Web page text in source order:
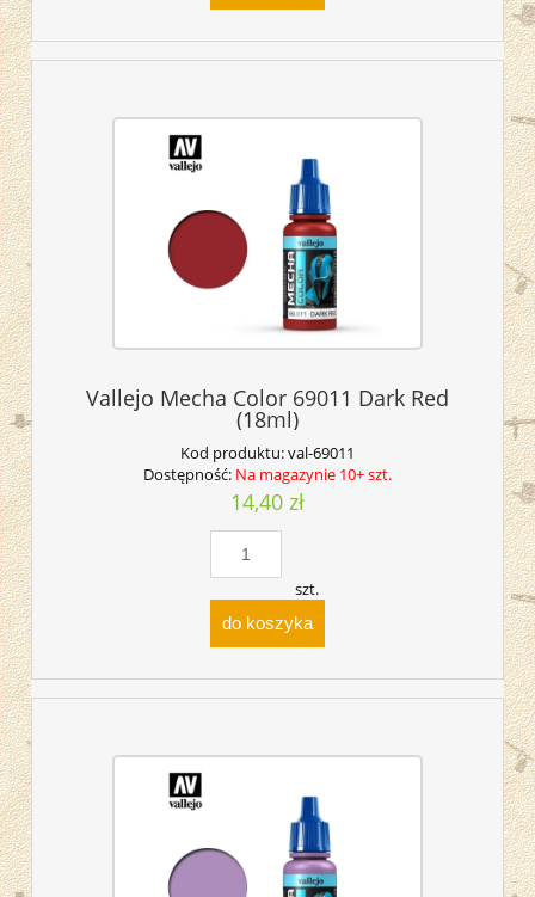
Vallejo Mecha Color 69011 Dark Red
(18ml)
Kod produktu:val-69011
Dostępność: Na magazynie 10+ szt.
14,40 zł
szt.
do koszyka